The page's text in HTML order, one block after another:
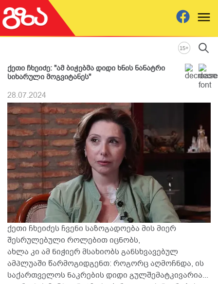
15+
ქეთი ჩხეიძე: "ამ ბიჭებმა დიდი ხნის ნანატრი
სიხარული მოგვიტანეს"
28.07.2024
ქეთი ჩხეიძეს ჩვენი საზოგადოება მის მიერ
შესრულებული როლებით იცნობს,
ახლა კი ამ ნიჭიერ მსახიობს განსხვავებულ
ამპლუაში წარმოგიდგენთ: როგორც აღმოჩნდა, ის
საქართველოს ნაკრების დიდი გულშემატკივარია...